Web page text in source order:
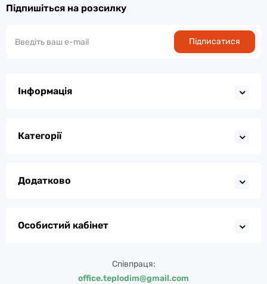
Підпишіться на розсилку
Підписатися
Інформація
Категорії
Додатково
Особистий кабінет
Співпраця:
office.teplodim@gmail.com